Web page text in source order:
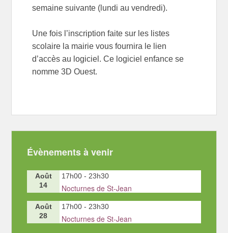
semaine suivante (lundi au vendredi).
Une fois l’inscription faite sur les listes
scolaire la mairie vous fournira le lien
d’accès au logiciel. Ce logiciel enfance se
nomme 3D Ouest.
Évènements à venir
Août
14
17h00 - 23h30
Nocturnes de St-Jean
Août
28
17h00 - 23h30
Nocturnes de St-Jean